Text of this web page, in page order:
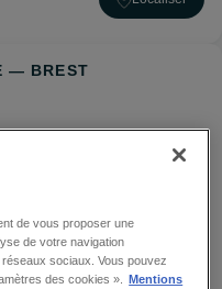
— BREST
de vous proposer une
de votre navigation
sociaux. Vous pouvez
des cookies ».
Mentions